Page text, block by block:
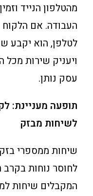
מהטלפון הנייד
העבודה. אם
לטלפן, הוא יקבע
ויעניק שירות
עסק נותן.
תופעה מעניינת:
לשיחות מבזק
שיחות ממספרי בזק
לחוסר נוחות
המקבלים שיחות